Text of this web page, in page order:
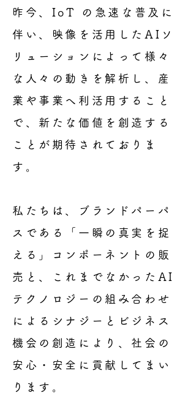
昨今、IoT の急速な普及に
伴い、映像を活用したAIソ
リューションによって様々
な人々の 動きを解析し、産
業や事業へ利活用すること
で、新たな価値を創造する
ことが期待されて おりま
す。
私たちは、ブランドパーパ
スである「一瞬の真実を捉
える」コンポーネントの販
売と、
これまでなかったAI
テクノロジーの組み合わせ
によるシナジーとビジネス
機会の創造により、 社会の
安心・安全に貢献してまい
ります。